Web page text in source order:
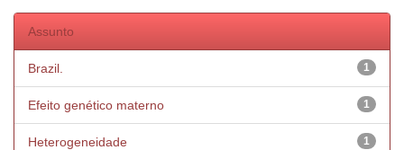
Assunto
1
Brazil.
1
Efeito genético materno
1
Heterogeneidade